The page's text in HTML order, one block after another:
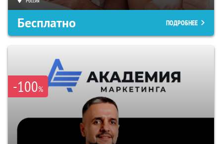
Бесплатно ПОДРОБНЕЕ
-100%